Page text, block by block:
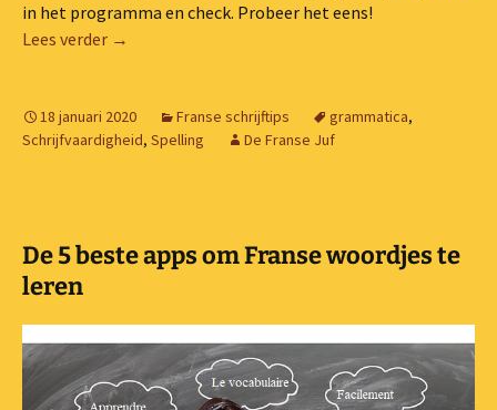
in het programma en check. Probeer het eens!
Lees verder Schrijftip #8: Check je Franse teksten met
→
18 januari 2020 Franse schrijftips grammatica,
Schrijfvaardigheid, Spelling De Franse Juf
De 5 beste apps om Franse woordjes te
leren